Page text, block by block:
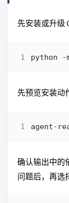
先安装或升级
先预览安装动
agent-
确认输出中的
问题后，再选